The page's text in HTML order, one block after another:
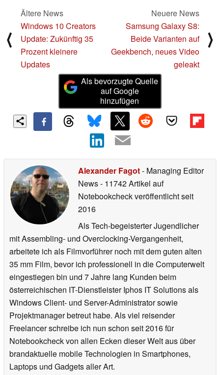
⟨
Ältere News
Windows 10 Creators
Update: Zukünftig 35
Prozent kleinere
Updates
Neuere News
Samsung Galaxy S8:
Beide Varianten auf
Geekbench, neues Video
geleakt
⟩
Als bevorzugte Quelle
auf Google
hinzufügen
Alexander Fagot- Managing Editor
News- 11742 Artikel auf
Notebookcheck veröffentlichtseit
2016
Als Tech-begeisterter Jugendlicher
mit Assembling- und Overclocking-Vergangenheit,
arbeitete ich als Filmvorführer noch mit dem guten alten
35 mm Film, bevor ich professionell in die Computerwelt
eingestiegen bin und 7 Jahre lang Kunden beim
österreichischen IT-Dienstleister Iphos IT Solutions als
Windows Client- und Server-Administrator sowie
Projektmanager betreut habe. Als viel reisender
Freelancer schreibe ich nun schon seit 2016 für
Notebookcheck von allen Ecken dieser Welt aus über
brandaktuelle mobile Technologien in Smartphones,
Laptops und Gadgets aller Art.